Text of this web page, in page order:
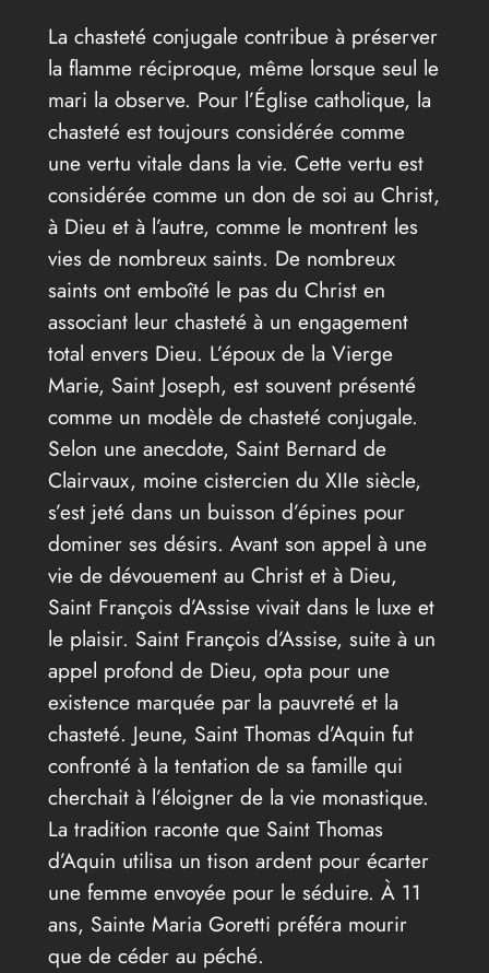
La chasteté conjugale contribue à préserver
la flamme réciproque, même lorsque seul le
mari la observe. Pour l’Église catholique, la
chasteté est toujours considérée comme
une vertu vitale dans la vie. Cette vertu est
considérée comme un don de soi au Christ,
à Dieu et à l’autre, comme le montrent les
vies de nombreux saints. De nombreux
saints ont emboîté le pas du Christ en
associant leur chasteté à un engagement
total envers Dieu. L’époux de la Vierge
Marie, Saint Joseph, est souvent présenté
comme un modèle de chasteté conjugale.
Selon une anecdote, Saint Bernard de
Clairvaux, moine cistercien du XIIe siècle,
s’est jeté dans un buisson d’épines pour
dominer ses désirs. Avant son appel à une
vie de dévouement au Christ et à Dieu,
Saint François d’Assise vivait dans le luxe et
le plaisir. Saint François d’Assise, suite à un
appel profond de Dieu, opta pour une
existence marquée par la pauvreté et la
chasteté. Jeune, Saint Thomas d’Aquin fut
confronté à la tentation de sa famille qui
cherchait à l’éloigner de la vie monastique.
La tradition raconte que Saint Thomas
d’Aquin utilisa un tison ardent pour écarter
une femme envoyée pour le séduire. À 11
ans, Sainte Maria Goretti préféra mourir
que de céder au péché.